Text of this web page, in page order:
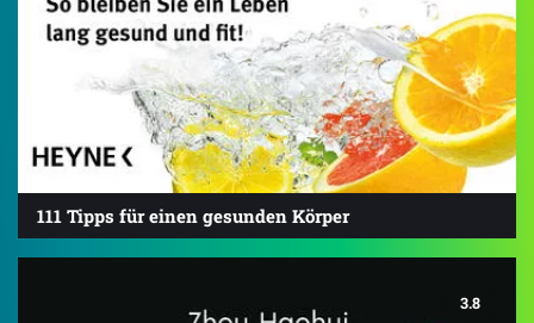
111 Tipps für einen gesunden Körper
3.8